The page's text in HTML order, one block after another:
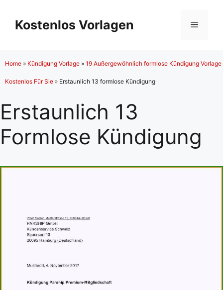
Inhalt
springen
Kostenlos Vorlagen Menü
Home » Kündigung Vorlage » 19 Außergewöhnlich formlose Kündigung Vorlage
Kostenlos Für Sie » Erstaunlich 13 formlose Kündigung
Erstaunlich 13
Formlose Kündigung